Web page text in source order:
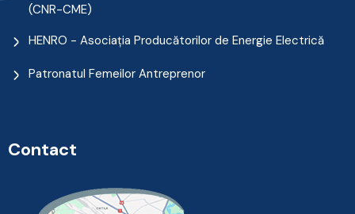
(CNR-CME)
HENRO - Asociația Producătorilor de Energie Electrică
Patronatul Femeilor Antreprenor
Contact